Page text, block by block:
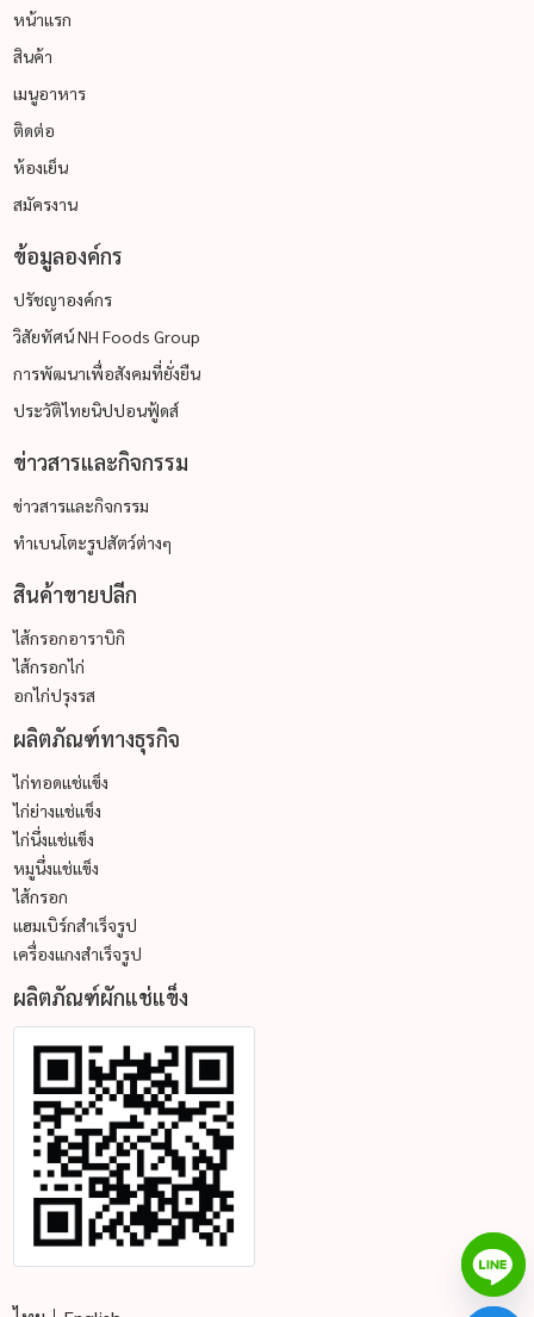
หน้าแรก
สินค้า
เมนูอาหาร
ติดต่อ
ห้องเย็น
สมัครงาน
ข้อมูลองค์กร
ปรัชญาองค์กร
วิสัยทัศน์ NH Foods Group
การพัฒนาเพื่อสังคมที่ยั่งยืน
ประวัติไทยนิปปอนฟู้ดส์
ข่าวสารและกิจกรรม
ข่าวสารและกิจกรรม
ทำเบนโตะรูปสัตว์ต่างๆ
สินค้าขายปลีก
ไส้กรอกอาราบิกิ
ไส้กรอกไก่
อกไก่ปรุงรส
ผลิตภัณฑ์ทางธุรกิจ
ไก่ทอดแช่แข็ง
ไก่ย่างแช่แข็ง
ไก่นึ่งแช่แข็ง
หมูนึ่งแช่แข็ง
ไส้กรอก
แฮมเบิร์กสำเร็จรูป
เครื่องแกงสำเร็จรูป
ผลิตภัณฑ์ผักแช่แข็ง